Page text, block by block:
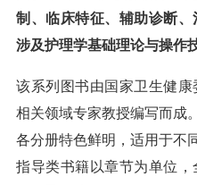
制、临床特征、辅助诊断
涉及护理学基础理论与操作
该系列图书由国家卫生健
相关领域专家教授编写而成。
各分册特色鲜明，适用于不
指导类书籍以章节为单位